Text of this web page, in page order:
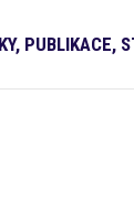
PUBLIKACE,